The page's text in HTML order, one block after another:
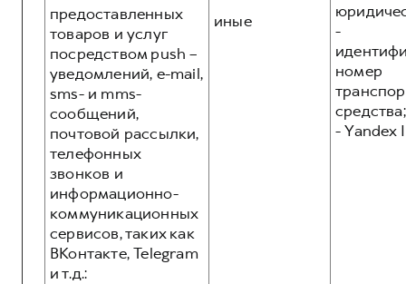
предоставленных
товаров и услуг
посредством push –
уведомлений, e-mail,
sms- и mms-
сообщений,
почтовой рассылки,
телефонных
звонков и
информационно-
коммуникационных
сервисов, таких как
ВКонтакте, Telegram
и т.д.:
иные
-
номер
средства;
- Yandex